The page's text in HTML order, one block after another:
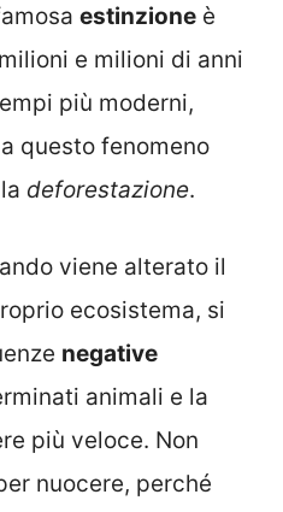
estinzione è
e milioni di anni
più moderni,
questo fenomeno
deforestazione.
viene alterato il
ecosistema, si
negative
animali e la
più veloce. Non
nuocere, perché